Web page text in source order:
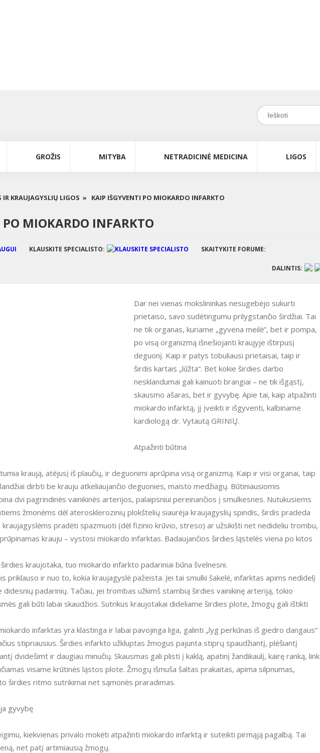
GROŽIS MITYBA NETRADICINĖ MEDICINA LIGOS
IR KRAUJAGYSLIŲ LIGOS » KAIP IŠGYVENTI PO MIOKARDO INFARKTO
MIOKARDO INFARKTO
KLAUSKITE SPECIALISTO: SKAITYKITE FORUME:
DALINTIS:
Dar nei vienas mokslininkas nesugebėjo sukurti
prietaiso, savo sudėtingumu prilygstančio širdžiai. Tai
ne tik organas, kuriame „gyvena meilė”, bet ir pompa,
po visą organizmą išnešiojanti kraujyje ištirpusį
deguonį. Kaip ir patys tobuliausi prietaisai, taip ir
širdis kartais „lūžta“. Bet kokie širdies darbo
nesklandumai gali kainuoti brangiai – ne tik išgąstį,
skausmo ašaras, bet ir gyvybę. Apie tai, kaip atpažinti
miokardo infarktą, jį įveikti ir išgyventi, kalbiname
kardiologą dr. Vytautą GRINIŲ.
Atpažinti būtina
kraują, atėjusį iš plaučių, ir deguonimi aprūpina visą organizmą. Kaip ir visi organai, taip
dirbti be krauju atkeliaujančio deguonies, maisto medžiagų. Būtiniausiomis
dvi pagrindinės vainikinės arterijos, palaipsniui pereinančios į smulkesnes. Nutukusiems
žmonėms dėl aterosklerozinių plokštelių siaurėja kraujagyslių spindis, širdis pradeda
kraujagyslėms pradėti spazmuoti (dėl fizinio krūvio, streso) ar užsikišti net nedideliu trombu,
krauju – vystosi miokardo infarktas. Badaujančios širdies ląstelės viena po kitos
kraujotaka, tuo miokardo infarkto padariniai būna švelnesni.
priklauso ir nuo to, kokia kraujagyslė pažeista. Jei tai smulki šakelė, infarktas apims nedidelį
padarinių. Tačiau, jei trombas užkimš stambią širdies vainikinę arteriją, tokio
gali būti labai skaudžios. Sutrikus kraujotakai dideliame širdies plote, žmogų gali ištikti
infarktas yra klastinga ir labai pavojinga liga, galinti „lyg perkūnas iš giedro dangaus“
stipriausius. Širdies infarkto užkluptas žmogus pajunta stiprų spaudžiantį, plėšiantį
dvidešimt ir daugiau minučių. Skausmas gali plisti į kaklą, apatinį žandikaulį, kairę ranką, link
visame krūtinės ląstos plote. Žmogų išmuša šaltas prakaitas, apima silpnumas,
širdies ritmo sutrikimai net sąmonės praradimas.
gyvybę
kiekvienas privalo mokėti atpažinti miokardo infarktą ir suteikti pirmąją pagalbą. Tai
net patį artimiausią žmogų.